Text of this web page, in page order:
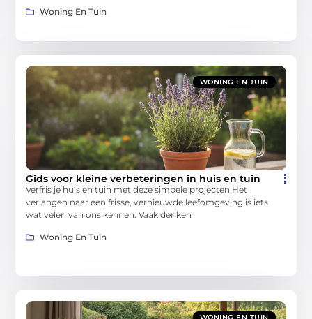
Woning En Tuin
WONING EN TUIN
Gids voor kleine verbeteringen in huis en tuin
Verfris je huis en tuin met deze simpele projecten Het
verlangen naar een frisse, vernieuwde leefomgeving is iets
wat velen van ons kennen. Vaak denken
Woning En Tuin